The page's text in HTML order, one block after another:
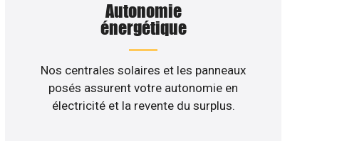
Autonomie
énergétique
Nos centrales solaires et les panneaux
posés assurent votre autonomie en
électricité et la revente du surplus.